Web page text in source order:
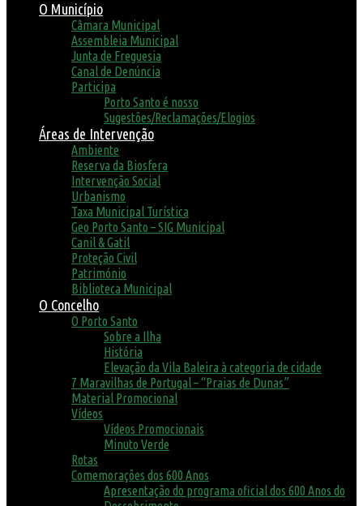
O Município
Câmara Municipal
Assembleia Municipal
Junta de Freguesia
Canal de Denúncia
Participa
Porto Santo é nosso
Sugestões/Reclamações/Elogios
Áreas de Intervenção
Ambiente
Reserva da Biosfera
Intervenção Social
Urbanismo
Taxa Municipal Turística
Geo Porto Santo – SIG Municipal
Canil & Gatil
Proteção Civil
Património
Biblioteca Municipal
O Concelho
O Porto Santo
Sobre a Ilha
História
Elevação da Vila Baleira à categoria de cidade
7 Maravilhas de Portugal – “Praias de Dunas”
Material Promocional
Vídeos
Vídeos Promocionais
Minuto Verde
Rotas
Comemorações dos 600 Anos
Apresentação do programa oficial dos 600 Anos do